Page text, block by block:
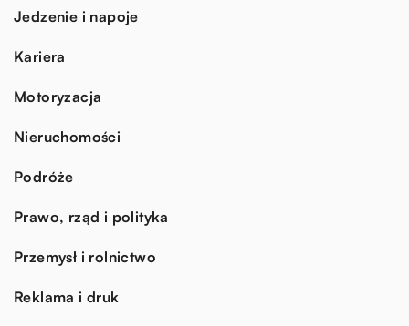
Jedzenie i napoje
Kariera
Motoryzacja
Nieruchomości
Podróże
Prawo, rząd i polityka
Przemysł i rolnictwo
Reklama i druk